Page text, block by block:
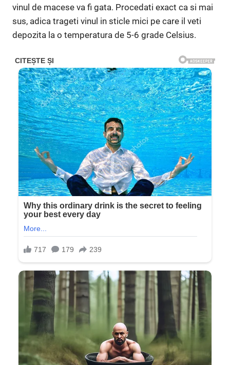
vinul de macese va fi gata. Procedati exact ca si mai
sus, adica trageti vinul in sticle mici pe care il veti
depozita la o temperatura de 5-6 grade Celsius.